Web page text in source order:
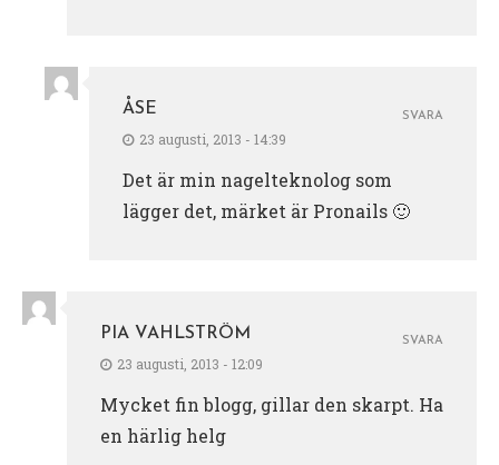
ÅSE
23 augusti, 2013 - 14:39
Det är min nagelteknolog som
lägger det, märket är Pronails 🙂
SVARA
PIA VAHLSTRÖM
23 augusti, 2013 - 12:09
Mycket fin blogg, gillar den skarpt. Ha
en härlig helg
SVARA